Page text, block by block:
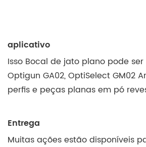
aplicativo
Isso Bocal de jato plano pode ser
Optigun GA02, OptiSelect GM02
perfis e peças planas em pó
Entrega
Muitas ações estão disponíveis